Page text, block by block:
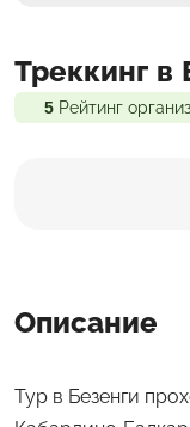
Программа
Треккинг в
5 Рейтинг
Описание
Тур в Безенги